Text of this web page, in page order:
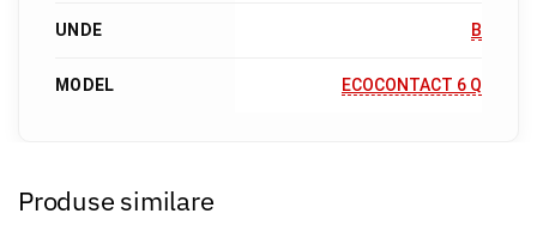
UNDE B
MODEL ECOCONTACT 6 Q
Produse similare